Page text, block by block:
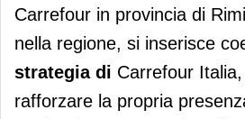
Carrefour in provincia di
nella regione, si inserisce
strategia di Carrefour
rafforzare la propria